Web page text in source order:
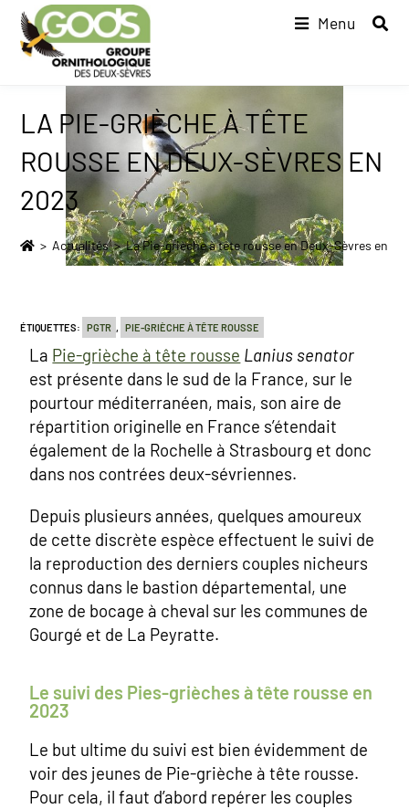
Menu
LA PIE-GRIÈCHE À TÊTE
ROUSSE EN DEUX-SÈVRES EN
2023
> Actualités > La Pie-grièche à tête rousse en Deux-Sèvres en
ÉTIQUETTES: PGTR , PIE-GRIÈCHE À TÊTE ROUSSE
La Pie-grièche à tête rousse Lanius senator
est présente dans le sud de la France, sur le
pourtour méditerranéen, mais, son aire de
répartition originelle en France s’étendait
également de la Rochelle à Strasbourg et donc
dans nos contrées deux-sévriennes.
Depuis plusieurs années, quelques amoureux
de cette discrète espèce effectuent le suivi de
la reproduction des derniers couples nicheurs
connus dans le bastion départemental, une
zone de bocage à cheval sur les communes de
Gourgé et de La Peyratte.
Le suivi des Pies-grièches à tête rousse en
2023
Le but ultime du suivi est bien évidemment de
voir des jeunes de Pie-grièche à tête rousse.
Pour cela, il faut d’abord repérer les couples